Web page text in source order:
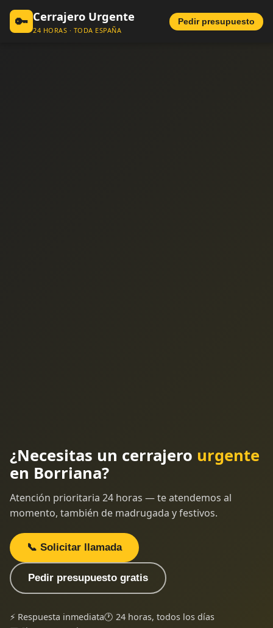
🔑 Cerrajero Urgente
24 HORAS · TODA ESPAÑA
Pedir presupuesto
¿Necesitas un cerrajero urgente
en Borriana?
Atención prioritaria 24 horas — te atendemos al
momento, también de madrugada y festivos.
📞 Solicitar llamada
Pedir presupuesto gratis
⚡ Respuesta inmediata🕐 24 horas, todos los días